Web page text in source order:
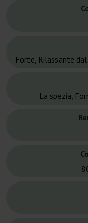
Forte, Rilassante
La spezia,